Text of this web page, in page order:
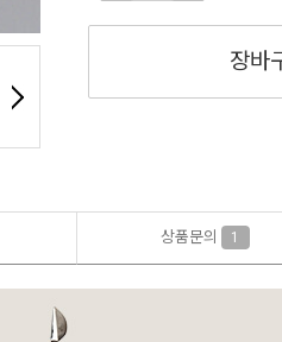
장바
상품문의 1